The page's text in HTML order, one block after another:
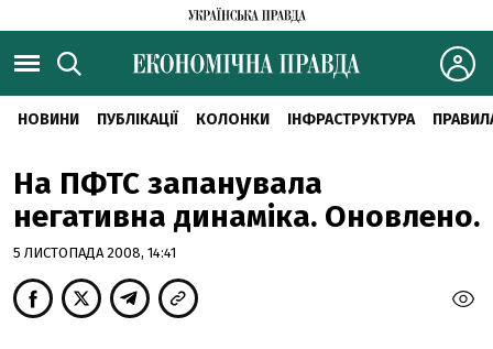
НОВИНИ ПУБЛІКАЦІЇ КОЛОНКИ ІНФРАСТРУКТУРА
На ПФТС запанувала
негативна динаміка. Оновлено.
5 ЛИСТОПАДА 2008, 14:41